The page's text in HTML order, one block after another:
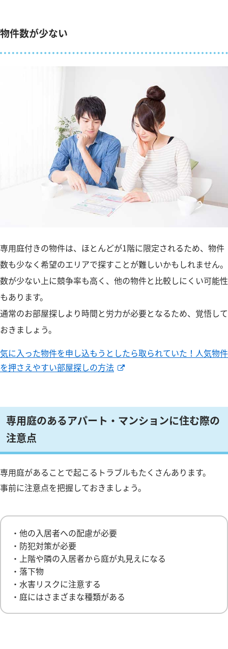
物件数が少ない
専用庭付きの物件は、ほとんどが1階に限定されるため、物件
数も少なく希望のエリアで探すことが難しいかもしれません。
数が少ない上に競争率も高く、他の物件と比較しにくい可能性
もあります。
通常のお部屋探しより時間と労力が必要となるため、覚悟して
おきましょう。
気に入った物件を申し込もうとしたら取られていた！人気物件
を押さえやすい部屋探しの方法
専用庭のあるアパート・マンションに住む際の
注意点
専用庭があることで起こるトラブルもたくさんあります。
事前に注意点を把握しておきましょう。
・他の入居者への配慮が必要
・防犯対策が必要
・上階や隣の入居者から庭が丸見えになる
・落下物
・水害リスクに注意する
・庭にはさまざまな種類がある